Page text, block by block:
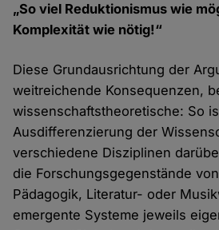
„So viel Reduktionismus wie
Komplexität wie nötig!“
Diese Grundausrichtung der
weitreichende Konsequenzen,
wissenschaftstheoretische: So
Ausdifferenzierung der
verschiedene Disziplinen
die Forschungsgegenstände
Pädagogik, Literatur- oder
emergente Systeme jeweils